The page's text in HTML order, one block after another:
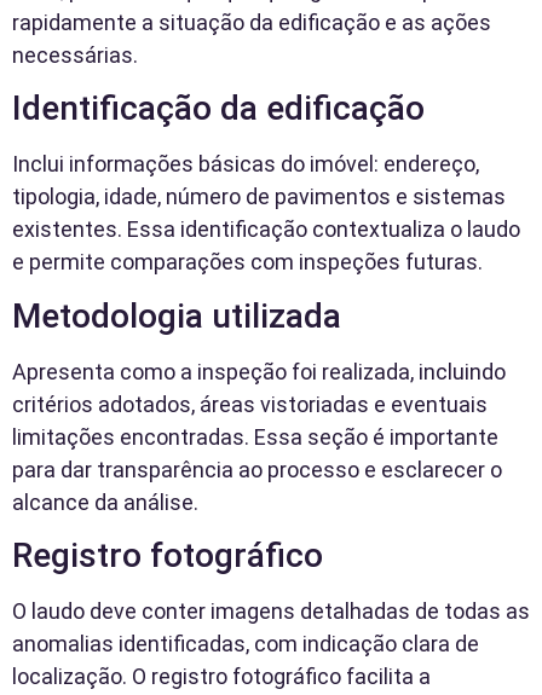
rapidamente a situação da edificação e as ações
necessárias.
Identificação da edificação
Inclui informações básicas do imóvel: endereço,
tipologia, idade, número de pavimentos e sistemas
existentes. Essa identificação contextualiza o laudo
e permite comparações com inspeções futuras.
Metodologia utilizada
Apresenta como a inspeção foi realizada, incluindo
critérios adotados, áreas vistoriadas e eventuais
limitações encontradas. Essa seção é importante
para dar transparência ao processo e esclarecer o
alcance da análise.
Registro fotográfico
O laudo deve conter imagens detalhadas de todas as
anomalias identificadas, com indicação clara de
localização. O registro fotográfico facilita a